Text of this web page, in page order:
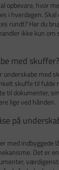
opbevare, hvor
i hverdagen.
rundt? Har du
ikke kun om
med skuffer?
underskabe med
skuffe til fulde
til dokumenter,
lige ved hånden.
på
med indbyggede
Det er